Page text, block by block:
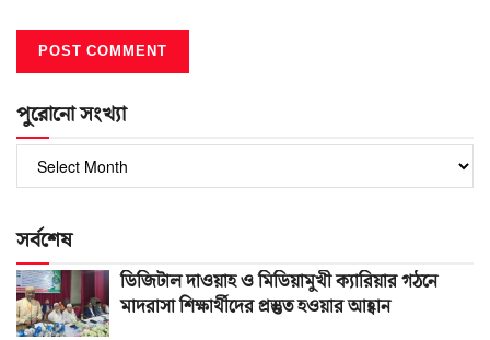
পুরোনো সংখ্যা
সংখ্যা
সর্বশেষ
ডিজিটাল দাওয়াহ ও মিডিয়ামুখী ক্যারিয়ার গঠনে
মাদরাসা শিক্ষার্থীদের প্রস্তুত হওয়ার আহ্বান